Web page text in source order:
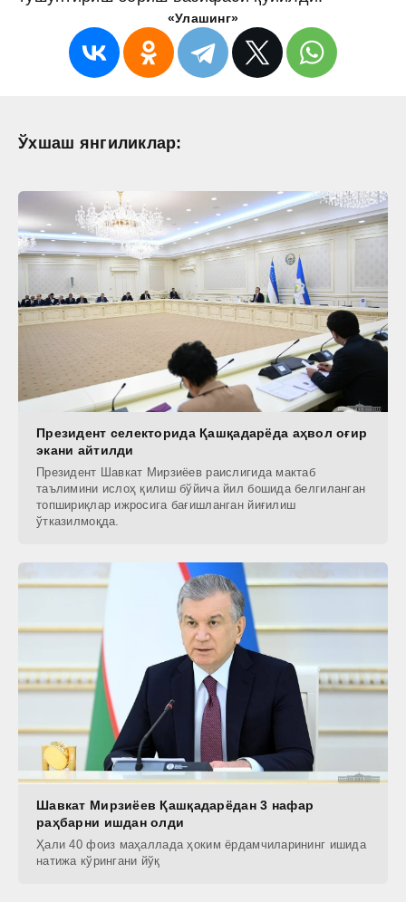
«Улашинг»
Ўхшаш янгиликлар:
Президент селекторида Қашқадарёда аҳвол оғир
экани айтилди
Президент Шавкат Мирзиёев раислигида мактаб
таълимини ислоҳ қилиш бўйича йил бошида белгиланган
топшириқлар ижросига бағишланган йиғилиш
ўтказилмоқда.
Шавкат Мирзиёев Қашқадарёдан 3 нафар
раҳбарни ишдан олди
Ҳали 40 фоиз маҳаллада ҳоким ёрдамчиларининг ишида
натижа кўрингани йўқ